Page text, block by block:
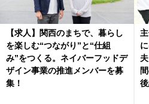
【求人】関西のまちで、暮らし
を楽しむ“つながり”と“仕組
み”をつくる。ネイバーフッドデ
ザイン事業の推進メンバーを募
集！
後